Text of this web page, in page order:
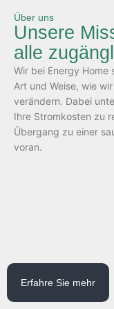
Über uns
Unsere
alle
Wir bei Energy
Art und Weise, wie
verändern. Dabei
Ihre Stromkosten zu
Übergang zu einer
voran.
Ihr Experte
Solarenergie
Erfahre Sie mehr